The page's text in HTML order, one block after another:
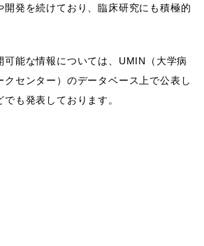
開発を続けており、臨床研究にも積極的
可能な情報については、UMIN（大学病
クセンター）のデータベース上で公表し
も発表しております。